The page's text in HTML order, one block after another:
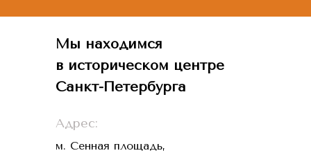
Адрес:
м. Сенная площадь,
Мы находимся
в историческом центре
Санкт-Петербурга